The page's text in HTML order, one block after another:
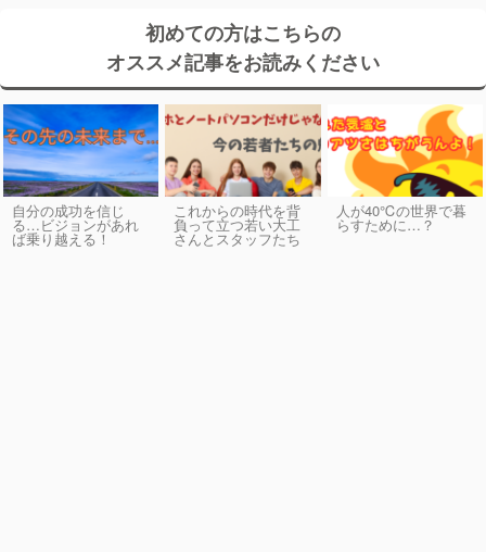
初めての方はこちらの
オススメ記事をお読みください
自分の成功を信じ
る…ビジョンがあれ
ば乗り越える！
これからの時代を背
負って立つ若い大工
さんとスタッフたち
人が40℃の世界で暮
らすために…？